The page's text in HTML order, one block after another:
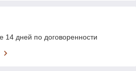
14 дней по договоренности